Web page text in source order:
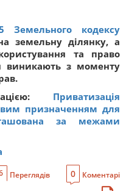
Земельного кодексу
земельну ділянку, а
та право
виникають з моменту
Приватизація
призначенням для
за межами
Переглядів 0 Коментарі